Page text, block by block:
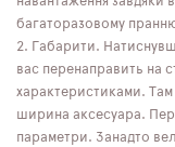
багаторазовому
Габарити.
вас перенаправить на
характеристиками.
ширина аксесуара.
параметри. Занадто